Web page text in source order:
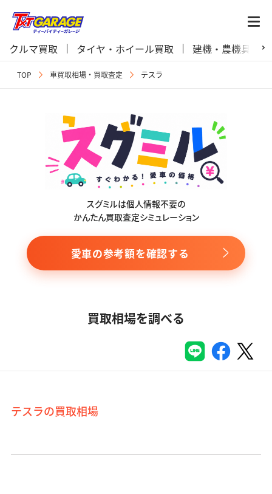
クルマ買取 タイヤ・ホイール買取 建機・農機具買取
TOP 車買取相場・買取査定 テスラ
スグミルは個人情報不要の
かんたん買取査定シミュレーション
愛車の参考額を確認する
買取相場を調べる
テスラの買取相場